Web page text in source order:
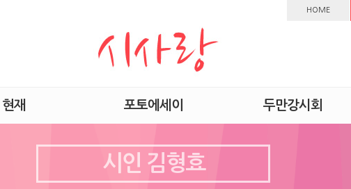
HOME
현재 포토에세이 두만강시회
시인 김형효